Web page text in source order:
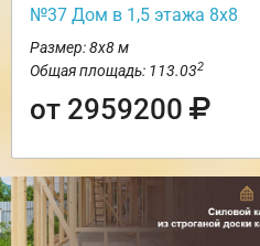
№37 Дом в 1,5 этажа 8х8
Размер: 8х8 м
Общая площадь: 113.032
от 2959200